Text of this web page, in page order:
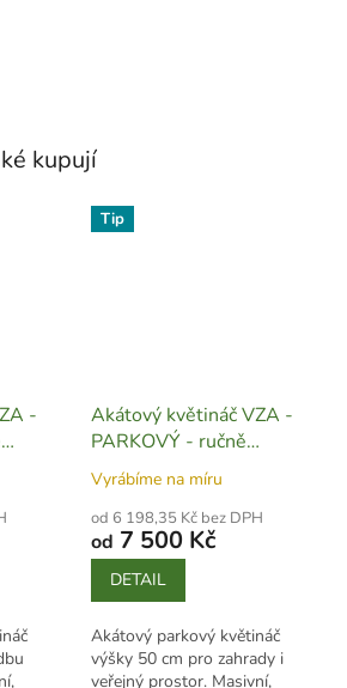
kupují
-
-
Tip
Akátový květináč VZA -
PARKOVÝ - ručně
vyrobený (výška 50 cm) -
Z02
Vyrábíme na míru
od 6 198,35 Kč bez DPH
od 7 500 Kč
DETAIL
Akátový parkový květináč
výšky 50 cm pro zahrady i
veřejný prostor. Masivní,